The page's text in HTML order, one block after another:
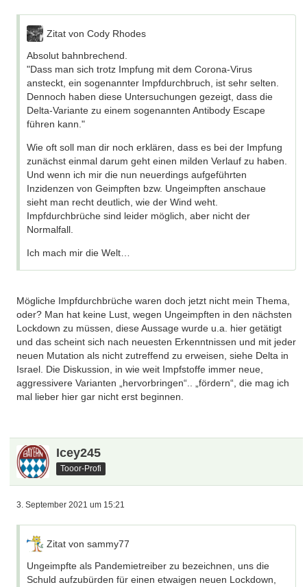
Zitat von Cody Rhodes
Absolut bahnbrechend.
"Dass man sich trotz Impfung mit dem Corona-Virus
ansteckt, ein sogenannter Impfdurchbruch, ist sehr selten.
Dennoch haben diese Untersuchungen gezeigt, dass die
Delta-Variante zu einem sogenannten Antibody Escape
führen kann."
Wie oft soll man dir noch erklären, dass es bei der Impfung
zunächst einmal darum geht einen milden Verlauf zu haben.
Und wenn ich mir die nun neuerdings aufgeführten
Inzidenzen von Geimpften bzw. Ungeimpften anschaue
sieht man recht deutlich, wie der Wind weht.
Impfdurchbrüche sind leider möglich, aber nicht der
Normalfall.
Ich mach mir die Welt…
Mögliche Impfdurchbrüche waren doch jetzt nicht mein Thema,
oder? Man hat keine Lust, wegen Ungeimpften in den nächsten
Lockdown zu müssen, diese Aussage wurde u.a. hier getätigt
und das scheint sich nach neuesten Erkenntnissen und mit jeder
neuen Mutation als nicht zutreffend zu erweisen, siehe Delta in
Israel. Die Diskussion, in wie weit Impfstoffe immer neue,
aggressivere Varianten „hervorbringen“.. „fördern“, die mag ich
mal lieber hier gar nicht erst beginnen.
Icey245
Tooor-Profi
3. September 2021 um 15:21
Zitat von sammy77
Ungeimpfte als Pandemietreiber zu bezeichnen, uns die
Schuld aufzubürden für einen etwaigen neuen Lockdown,